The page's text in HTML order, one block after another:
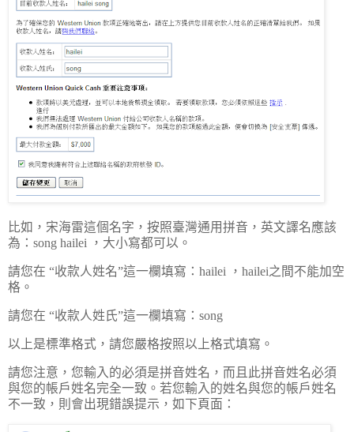
比如，宋海雷這個名字，按照臺灣通用拼音，英文譯名應該
為：song hailei ，大小寫都可以。
請您在 “收款人姓名”這一欄填寫：hailei ，hailei之間不能加空
格。
請您在 “收款人姓氏”這一欄填寫：song
以上是標準格式，請您嚴格按照以上格式填寫。
請您注意，您輸入的必須是拼音姓名，而且此拼音姓名必須
與您的帳戶姓名完全一致。若您輸入的姓名與您的帳戶姓名
不一致，則會出現錯誤提示，如下頁面：